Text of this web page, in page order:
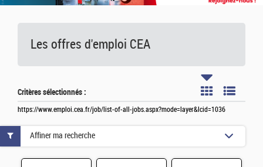
Les offres d'emploi CEA
Critères sélectionnés :
https://www.emploi.cea.fr/job/list-of-all-jobs.aspx?mode=layer&lcid=1036
Affiner ma recherche